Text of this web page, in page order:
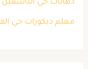
دهانات حي الياسمين
معلم ديكورات حي